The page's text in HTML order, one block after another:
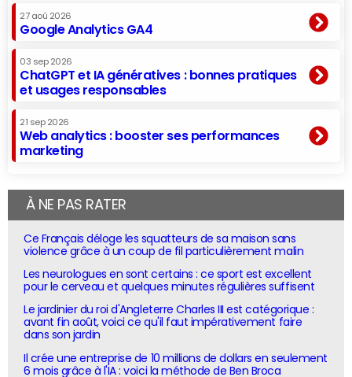
27 aoû 2026
Google Analytics GA4
03 sep 2026
ChatGPT et IA génératives : bonnes pratiques
et usages responsables
21 sep 2026
Web analytics : booster ses performances
marketing
À NE PAS RATER
Ce Français déloge les squatteurs de sa maison sans
violence grâce à un coup de fil particulièrement malin
Les neurologues en sont certains : ce sport est excellent
pour le cerveau et quelques minutes régulières suffisent
Le jardinier du roi d'Angleterre Charles III est catégorique :
avant fin août, voici ce qu'il faut impérativement faire
dans son jardin
Il crée une entreprise de 10 millions de dollars en seulement
6 mois grâce à l'IA : voici la méthode de Ben Broca